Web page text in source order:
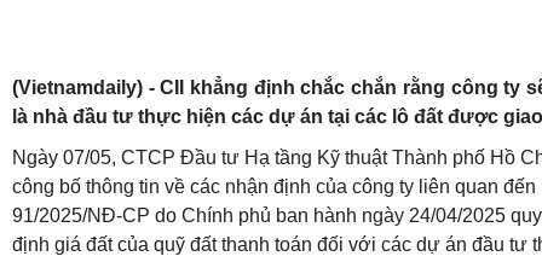
(Vietnamdaily) - CII khẳng định chắc chắn rằng công ty
là nhà đầu tư thực hiện các dự án tại các lô đất được
Ngày 07/05, CTCP Đầu tư Hạ tầng Kỹ thuật Thành phố Hồ
công bố thông tin về các nhận định của công ty liên quan
91/2025/NĐ-CP do Chính phủ ban hành ngày 24/04/2025
định giá đất của quỹ đất thanh toán đối với các dự án đầu tư